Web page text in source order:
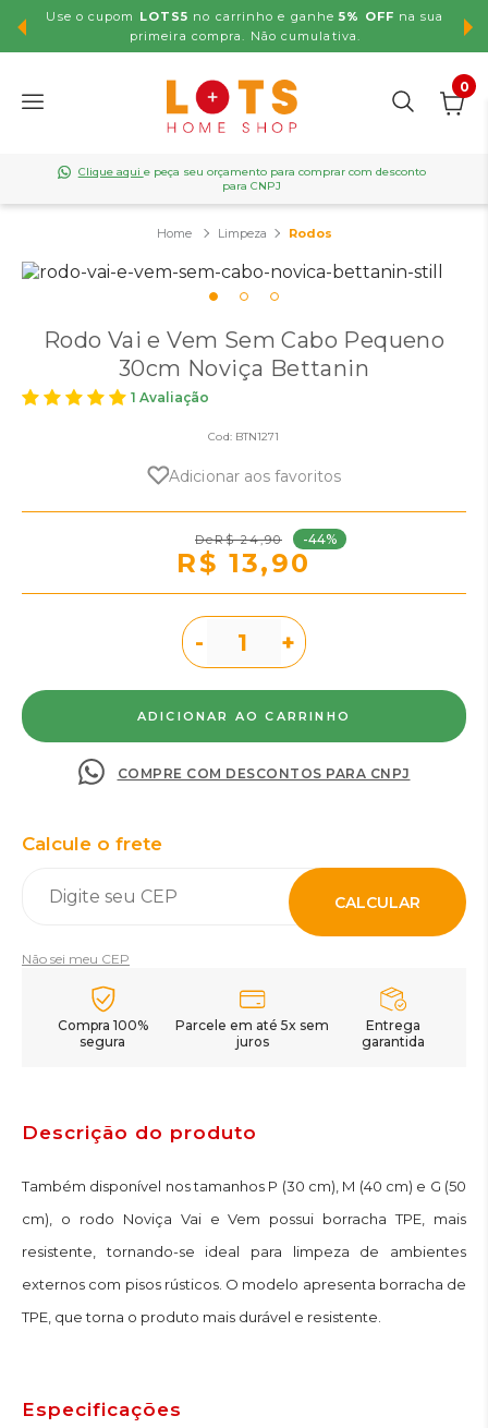
Use o cupom LOTS5 no carrinho e ganhe5% OFF na sua
primeira compra. Não cumulativa.
0
Clique aqui e peça seu orçamento para comprar com desconto
para CNPJ
Limpeza Rodos
Rodo Vai e Vem Sem Cabo Pequeno
30cm Noviça Bettanin
1 Avaliação
Cod: BTN1271
Adicionar aos favoritos
R$ 24,90 -44%
R$ 13,90
- +
COMPRE COM DESCONTOS PARA CNPJ
Calcule o frete
CALCULAR
Não sei meu CEP
Compra 100%
segura
Parcele em até 5x sem
juros
Entrega
garantida
Descrição do produto
Também disponível nos tamanhos P (30 cm), M (40 cm) e G (50
cm), o rodo Noviça Vai e Vem possui borracha TPE, mais
resistente, tornando-se ideal para limpeza de ambientes
externos com pisos rústicos. O modelo apresenta borracha de
TPE, que torna o produto mais durável e resistente.
Especificações